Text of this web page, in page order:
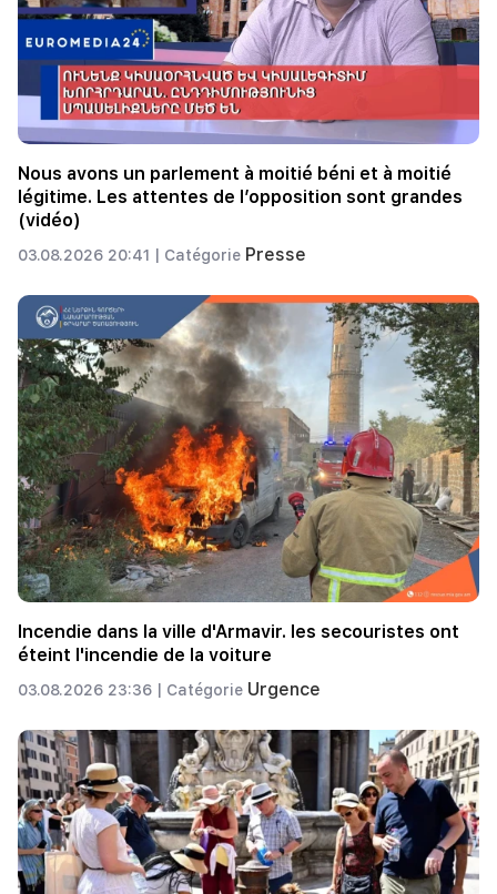
Nous avons un parlement à moitié béni et à moitié
légitime. Les attentes de l’opposition sont grandes
(vidéo)
03.08.2026 20:41 | Catégorie Presse
Incendie dans la ville d'Armavir. les secouristes ont
éteint l'incendie de la voiture
03.08.2026 23:36 | Catégorie Urgence